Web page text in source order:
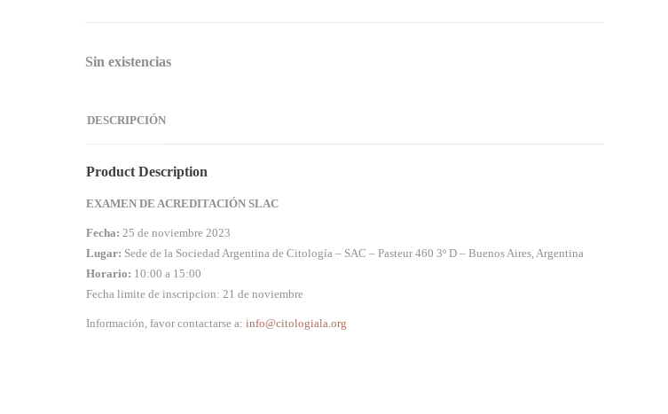
Sin existencias
DESCRIPCIÓN
Product Description
EXAMEN DE ACREDITACIÓN SLAC
Fecha: 25 de noviembre 2023
Lugar: Sede de la Sociedad Argentina de Citología – SAC – Pasteur 460 3º D – Buenos Aires, Argentina
Horario: 10:00 a 15:00
Fecha limite de inscripcion: 21 de noviembre
Información, favor contactarse a: info@citologiala.org